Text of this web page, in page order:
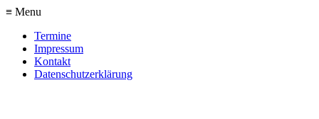
≡ Menu
Termine
Impressum
Kontakt
Datenschutzerklärung